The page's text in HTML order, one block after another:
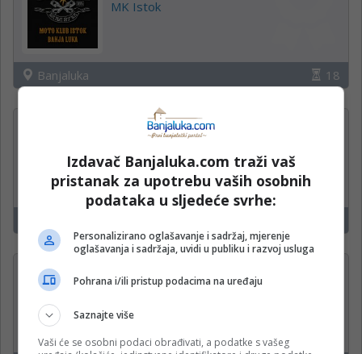
MK Istok
Banjaluka 18
Operateri na uplatnim
WWin kladionica
Administrativni radnik u
proizvodnji (m/ž)
Krajina klas d.o.o.
Izdavač Banjaluka.com traži vaš
pristanak za upotrebu vaših osobnih
podataka u sljedeće svrhe:
Personalizirano oglašavanje i sadržaj, mjerenje
oglašavanja i sadržaja, uvidi u publiku i razvoj usluga
Pohrana i/ili pristup podacima na uređaju
Saznajte više
Vaši će se osobni podaci obrađivati, a podatke s vašeg